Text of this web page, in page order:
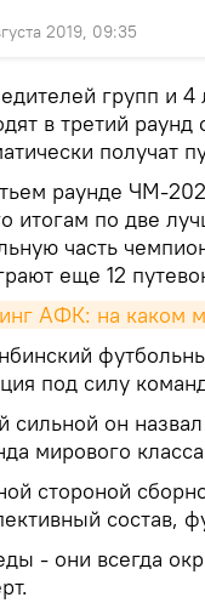
2019, 09:35
групп и
в третий
получат
раунде ЧМ-
итогам по две
часть
еще 12
АФК: на каком
под силу
сильной он
мирового
стороной
состав,
- они всегда